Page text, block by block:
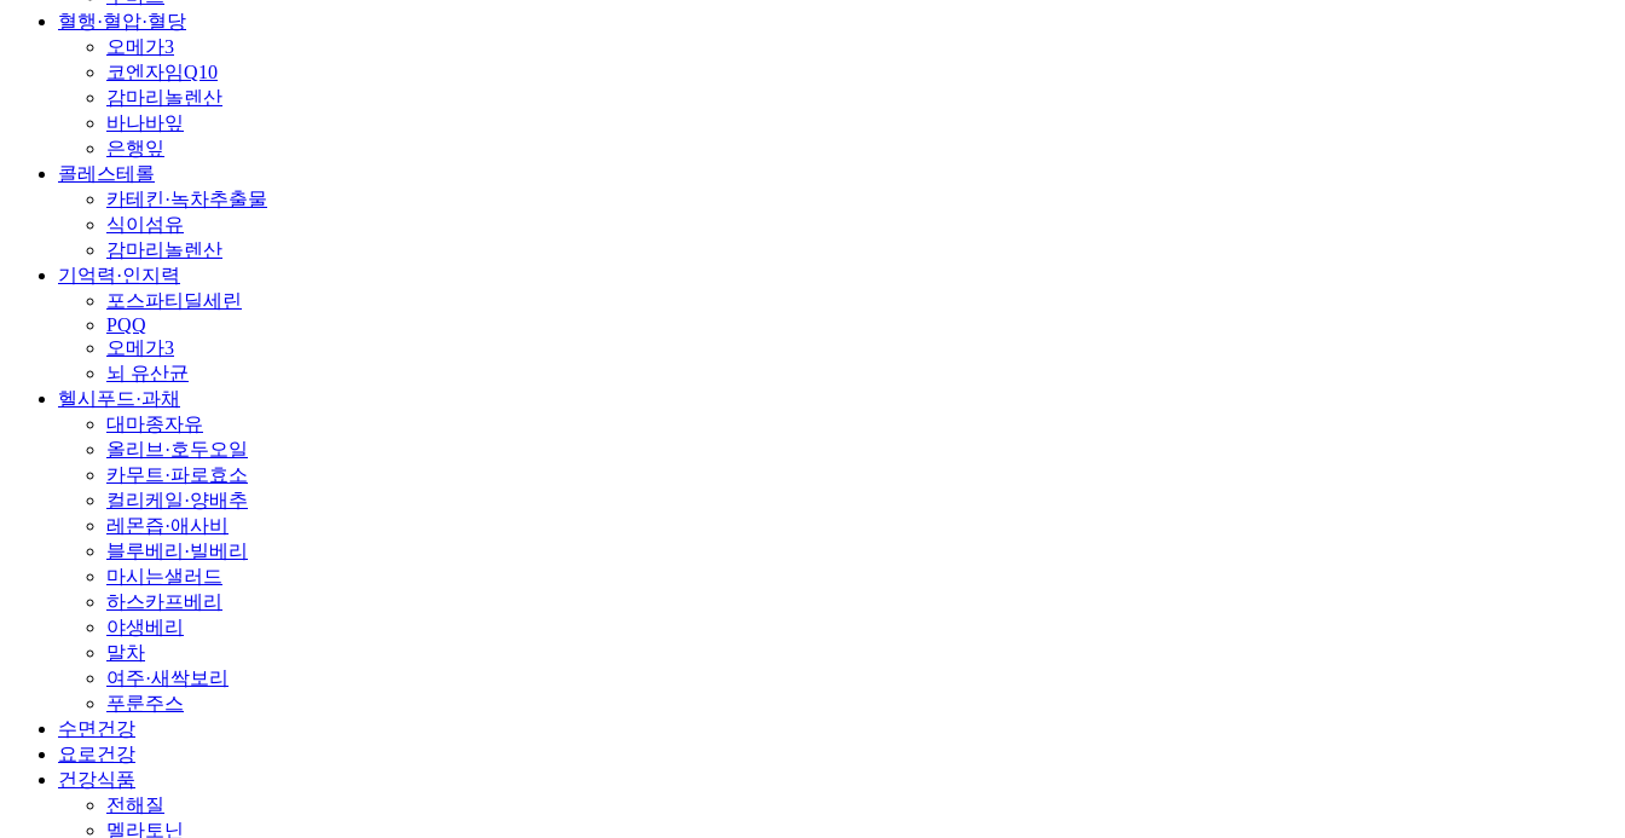
혈행·혈압·혈당
오메가3
코엔자임Q10
감마리놀렌산
바나바잎
은행잎
콜레스테롤
카테킨·녹차추출물
식이섬유
감마리놀렌산
기억력·인지력
포스파티딜세린
PQQ
오메가3
뇌 유산균
헬시푸드·과채
대마종자유
올리브·호두오일
카무트·파로효소
컬리케일·양배추
레몬즙·애사비
블루베리·빌베리
마시는샐러드
하스카프베리
야생베리
말차
여주·새싹보리
푸룬주스
수면건강
요로건강
건강식품
전해질
멜라토닌